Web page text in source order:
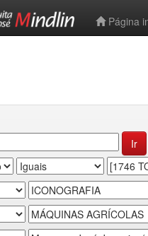
Página